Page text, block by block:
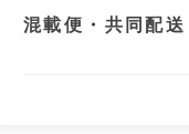
混載便・共同配